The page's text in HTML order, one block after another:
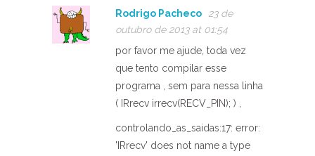
Rodrigo Pacheco
23 de
outubro de 2013 at 01:54
por favor me ajude, toda vez
que tento compilar esse
programa , sem para nessa linha
( IRrecv irrecv(RECV_PIN); ) ,
controlando_as_saidas:17: error:
'IRrecv' does not name a type